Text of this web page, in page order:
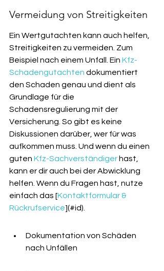
Vermeidung von Streitigkeiten
Ein Wertgutachten kann auch helfen,
Streitigkeiten zu vermeiden. Zum
Beispiel nach einem Unfall. Ein Kfz-
Schadengutachten dokumentiert
den Schaden genau und dient als
Grundlage für die
Schadensregulierung mit der
Versicherung. So gibt es keine
Diskussionen darüber, wer für was
aufkommen muss. Und wenn du einen
guten Kfz-Sachverständiger hast,
kann er dir auch bei der Abwicklung
helfen. Wenn du Fragen hast, nutze
einfach das [Kontaktformular &
Rückrufservice](#id).
Dokumentation von Schäden
nach Unfällen